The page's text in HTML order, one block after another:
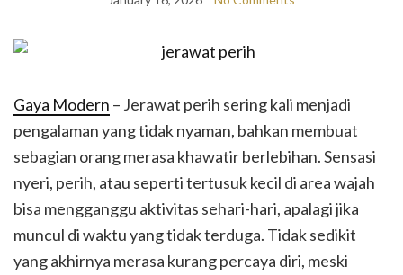
Gaya Modern – Jerawat perih sering kali menjadi
pengalaman yang tidak nyaman, bahkan membuat
sebagian orang merasa khawatir berlebihan. Sensasi
nyeri, perih, atau seperti tertusuk kecil di area wajah
bisa mengganggu aktivitas sehari-hari, apalagi jika
muncul di waktu yang tidak terduga. Tidak sedikit
yang akhirnya merasa kurang percaya diri, meski